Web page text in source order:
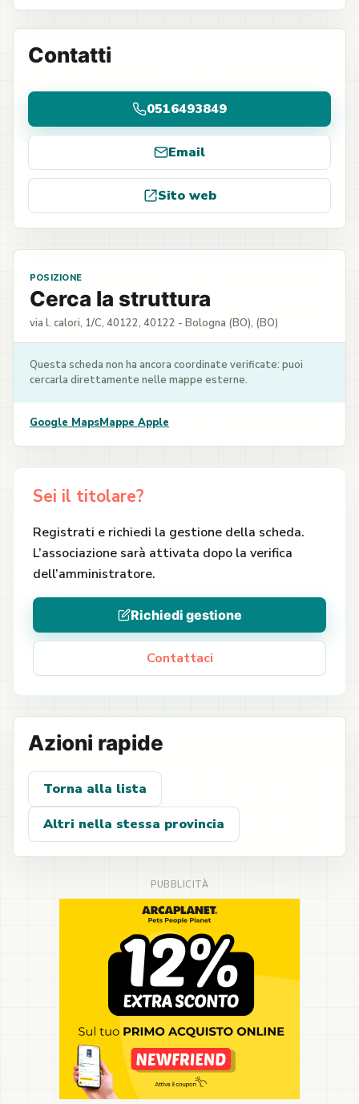
Contatti
0516493849
Email
Sito web
POSIZIONE
Cerca la struttura
via l. calori, 1/C, 40122, 40122 - Bologna (BO), (BO)
Questa scheda non ha ancora coordinate verificate: puoi
cercarla direttamente nelle mappe esterne.
Google MapsMappe Apple
Sei il titolare?
Registrati e richiedi la gestione della scheda.
L’associazione sarà attivata dopo la verifica
dell’amministratore.
Richiedi gestione
Contattaci
Azioni rapide
Torna alla lista
Altri nella stessa provincia